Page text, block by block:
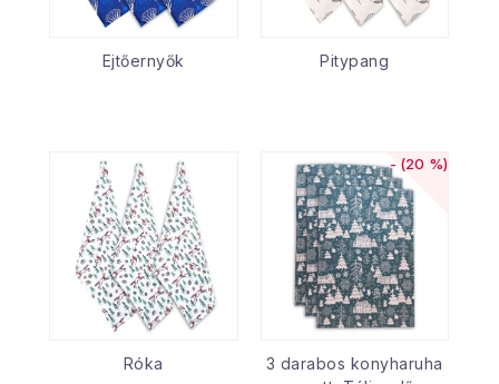
Ejtőernyők Pitypang
Róka
3 darabos konyharuha
(20 %)